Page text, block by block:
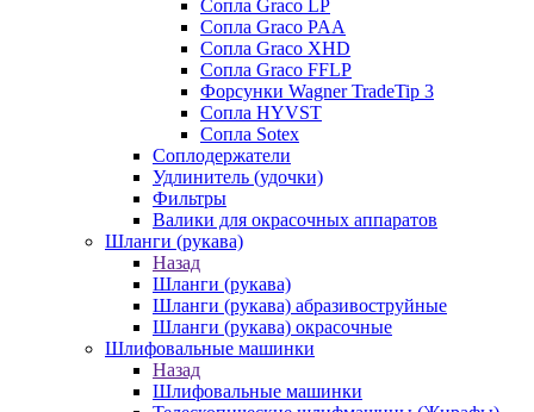
Сопла Graco LP
Сопла Graco PAA
Сопла Graco XHD
Сопла Graco FFLP
Форсунки Wagner TradeTip 3
Сопла HYVST
Сопла Sotex
Соплодержатели
Удлинитель (удочки)
Фильтры
Валики для окрасочных аппаратов
Шланги (рукава)
Назад
Шланги (рукава)
Шланги (рукава) абразивоструйные
Шланги (рукава) окрасочные
Шлифовальные машинки
Назад
Шлифовальные машинки